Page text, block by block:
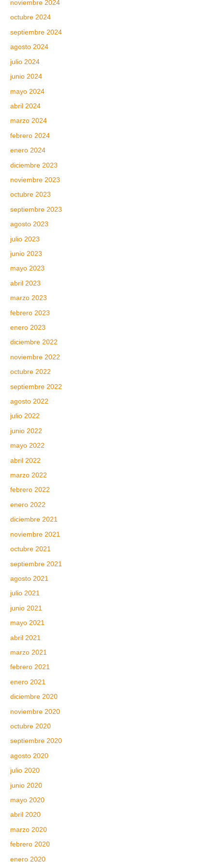
noviembre 2024
octubre 2024
septiembre 2024
agosto 2024
julio 2024
junio 2024
mayo 2024
abril 2024
marzo 2024
febrero 2024
enero 2024
diciembre 2023
noviembre 2023
octubre 2023
septiembre 2023
agosto 2023
julio 2023
junio 2023
mayo 2023
abril 2023
marzo 2023
febrero 2023
enero 2023
diciembre 2022
noviembre 2022
octubre 2022
septiembre 2022
agosto 2022
julio 2022
junio 2022
mayo 2022
abril 2022
marzo 2022
febrero 2022
enero 2022
diciembre 2021
noviembre 2021
octubre 2021
septiembre 2021
agosto 2021
julio 2021
junio 2021
mayo 2021
abril 2021
marzo 2021
febrero 2021
enero 2021
diciembre 2020
noviembre 2020
octubre 2020
septiembre 2020
agosto 2020
julio 2020
junio 2020
mayo 2020
abril 2020
marzo 2020
febrero 2020
enero 2020